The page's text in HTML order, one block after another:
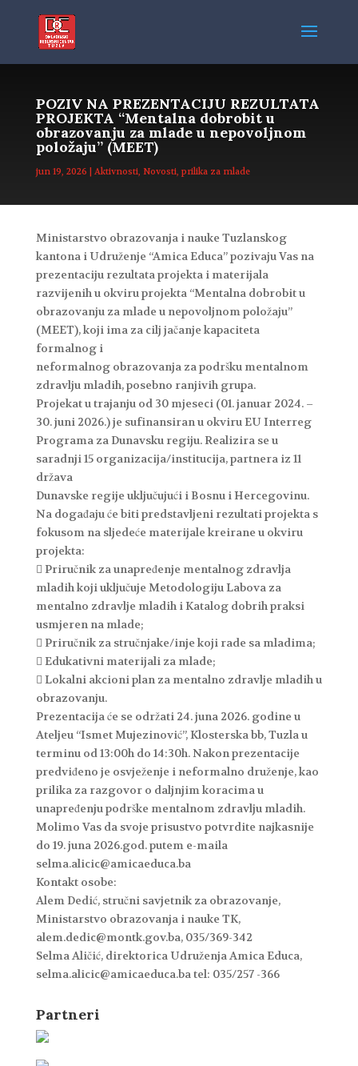
POZIV NA PREZENTACIJU REZULTATA
PROJEKTA “Mentalna dobrobit u
obrazovanju za mlade u nepovoljnom
položaju” (MEET)
jun 19, 2026 Aktivnosti, Novosti, prilika za mlade
Ministarstvo obrazovanja i nauke Tuzlanskog
kantona i Udruženje “Amica Educa” pozivaju Vas na
prezentaciju rezultata projekta i materijala
razvijenih u okviru projekta “Mentalna dobrobit u
obrazovanju za mlade u nepovoljnom položaju”
(MEET), koji ima za cilj jačanje kapaciteta
formalnog i
neformalnog obrazovanja za podršku mentalnom
zdravlju mladih, posebno ranjivih grupa.
Projekat u trajanju od 30 mjeseci (01. januar 2024. –
30. juni 2026.) je sufinansiran u okviru EU Interreg
Programa za Dunavsku regiju. Realizira se u
saradnji 15 organizacija/institucija, partnera iz 11
država
Dunavske regije uključujući i Bosnu i Hercegovinu.
Na događaju će biti predstavljeni rezultati projekta s
fokusom na sljedeće materijale kreirane u okviru
projekta:
 Priručnik za unapređenje mentalnog zdravlja
mladih koji uključuje Metodologiju Labova za
mentalno zdravlje mladih i Katalog dobrih praksi
usmjeren na mlade;
 Priručnik za stručnjake/inje koji rade sa mladima;
 Edukativni materijali za mlade;
 Lokalni akcioni plan za mentalno zdravlje mladih u
obrazovanju.
Prezentacija će se održati 24. juna 2026. godine u
Ateljeu “Ismet Mujezinović”, Klosterska bb, Tuzla u
terminu od 13:00h do 14:30h. Nakon prezentacije
predviđeno je osvježenje i neformalno druženje, kao
prilika za razgovor o daljnjim koracima u
unapređenju podrške mentalnom zdravlju mladih.
Molimo Vas da svoje prisustvo potvrdite najkasnije
do 19. juna 2026.god. putem e-maila
selma.alicic@amicaeduca.ba
Kontakt osobe:
Alem Dedić, stručni savjetnik za obrazovanje,
Ministarstvo obrazovanja i nauke TK,
alem.dedic@montk.gov.ba, 035/369-342
Selma Aličić, direktorica Udruženja Amica Educa,
selma.alicic@amicaeduca.ba tel: 035/257 -366
Partneri